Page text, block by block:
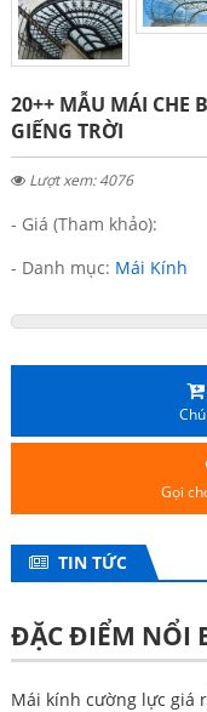
20++ MẪU MÁI CHE
GIẾNG TRỜI
Lượt xem: 4076
- Giá (Tham khảo):
- Danh mục: Mái Kính
Gọi
TIN TỨC
ĐẶC ĐIỂM NỔI
Mái kính cường lực giá